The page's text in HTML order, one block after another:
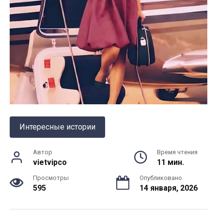
Интересные истории
Автор
vietvipco
Время чтения
11 мин.
Просмотры
595
Опубликовано
14 января, 2026